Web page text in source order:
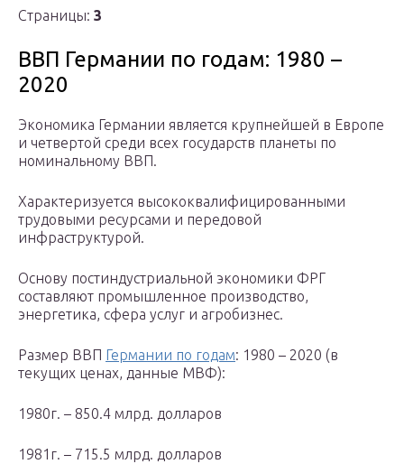
Страницы: 3
ВВП Германии по годам: 1980 –
2020
Экономика Германии является крупнейшей в Европе
и четвертой среди всех государств планеты по
номинальному ВВП.
Характеризуется высококвалифицированными
трудовыми ресурсами и передовой
инфраструктурой.
Основу постиндустриальной экономики ФРГ
составляют промышленное производство,
энергетика, сфера услуг и агробизнес.
Размер ВВП Германии по годам: 1980 – 2020 (в
текущих ценах, данные МВФ):
1980г. – 850.4 млрд. долларов
1981г. – 715.5 млрд. долларов